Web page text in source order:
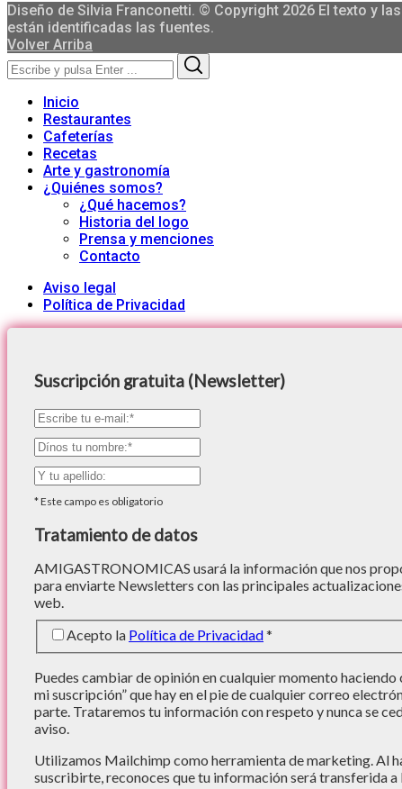
Diseño de Silvia Franconetti. © Copyright 2026 El texto y
están identificadas las fuentes.
Volver Arriba
Search
for:
Inicio
Restaurantes
Cafeterías
Recetas
Arte y gastronomía
¿Quiénes somos?
¿Qué hacemos?
Historia del logo
Prensa y menciones
Contacto
Aviso legal
Política de Privacidad
Suscripción gratuita (Newsletter)
*Este campo es obligatorio
Tratamiento de datos
AMIGASTRONOMICAS usará la información que nos
para enviarte Newsletters con las principales
web.
Acepto la Política de Privacidad*
Puedes cambiar de opinión en cualquier momento haciendo
mi suscripción” que hay en el pie de cualquier correo
parte. Trataremos tu información con respeto y nunca se
aviso.
Utilizamos Mailchimp como herramienta de marketing. Al
suscribirte, reconoces que tu información será transferida